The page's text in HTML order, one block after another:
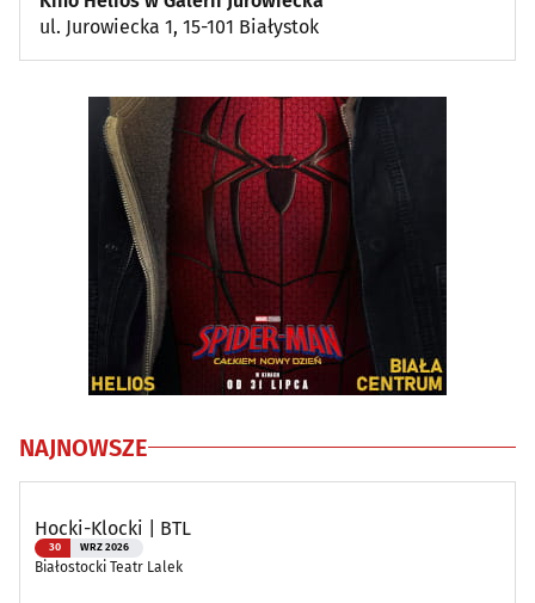
ul. Jurowiecka 1, 15-101 Białystok
NAJNOWSZE
Hocki-Klocki | BTL
30 WRZ 2026
Białostocki Teatr Lalek